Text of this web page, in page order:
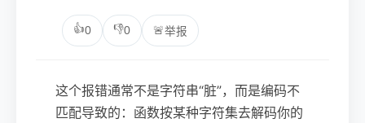
👍0 👎0 🚨举报
这个报错通常不是字符串“脏”，而是编码不
匹配导致的：函数按某种字符集去解码你的